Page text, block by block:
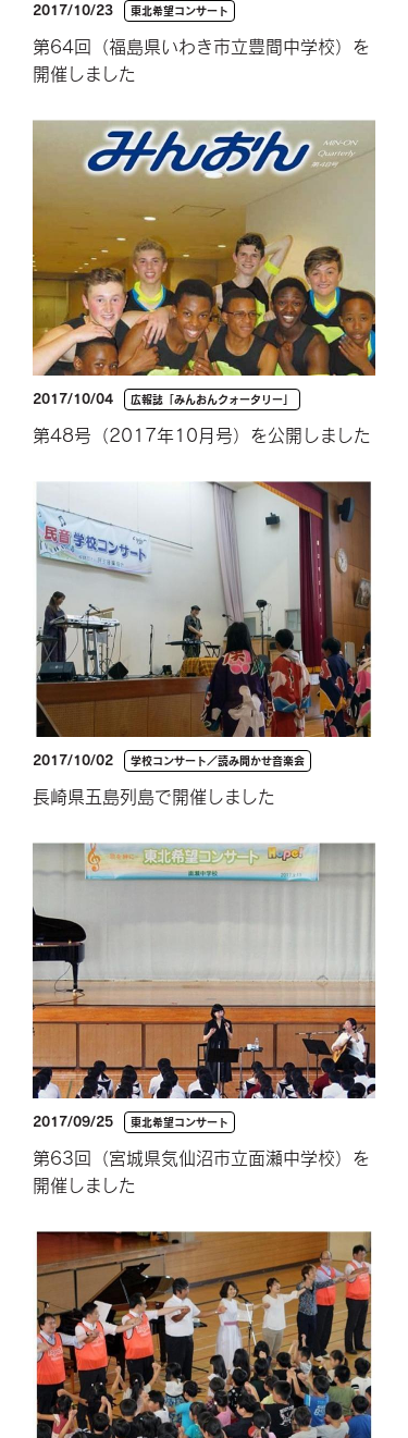
2017/10/23 東北希望コンサート
第64回（福島県いわき市立豊間中学校）を
開催しました
2017/10/04 広報誌「みんおんクォータリー」
第48号（2017年10月号）を公開しました
2017/10/02 学校コンサート／読み聞かせ音楽会
長崎県五島列島で開催しました
2017/09/25 東北希望コンサート
第63回（宮城県気仙沼市立面瀬中学校）を
開催しました